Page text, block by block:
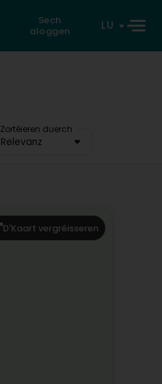
Sech
aloggen
LU
Zortéieren duerch
Relevanz
D'Kaart vergréisseren